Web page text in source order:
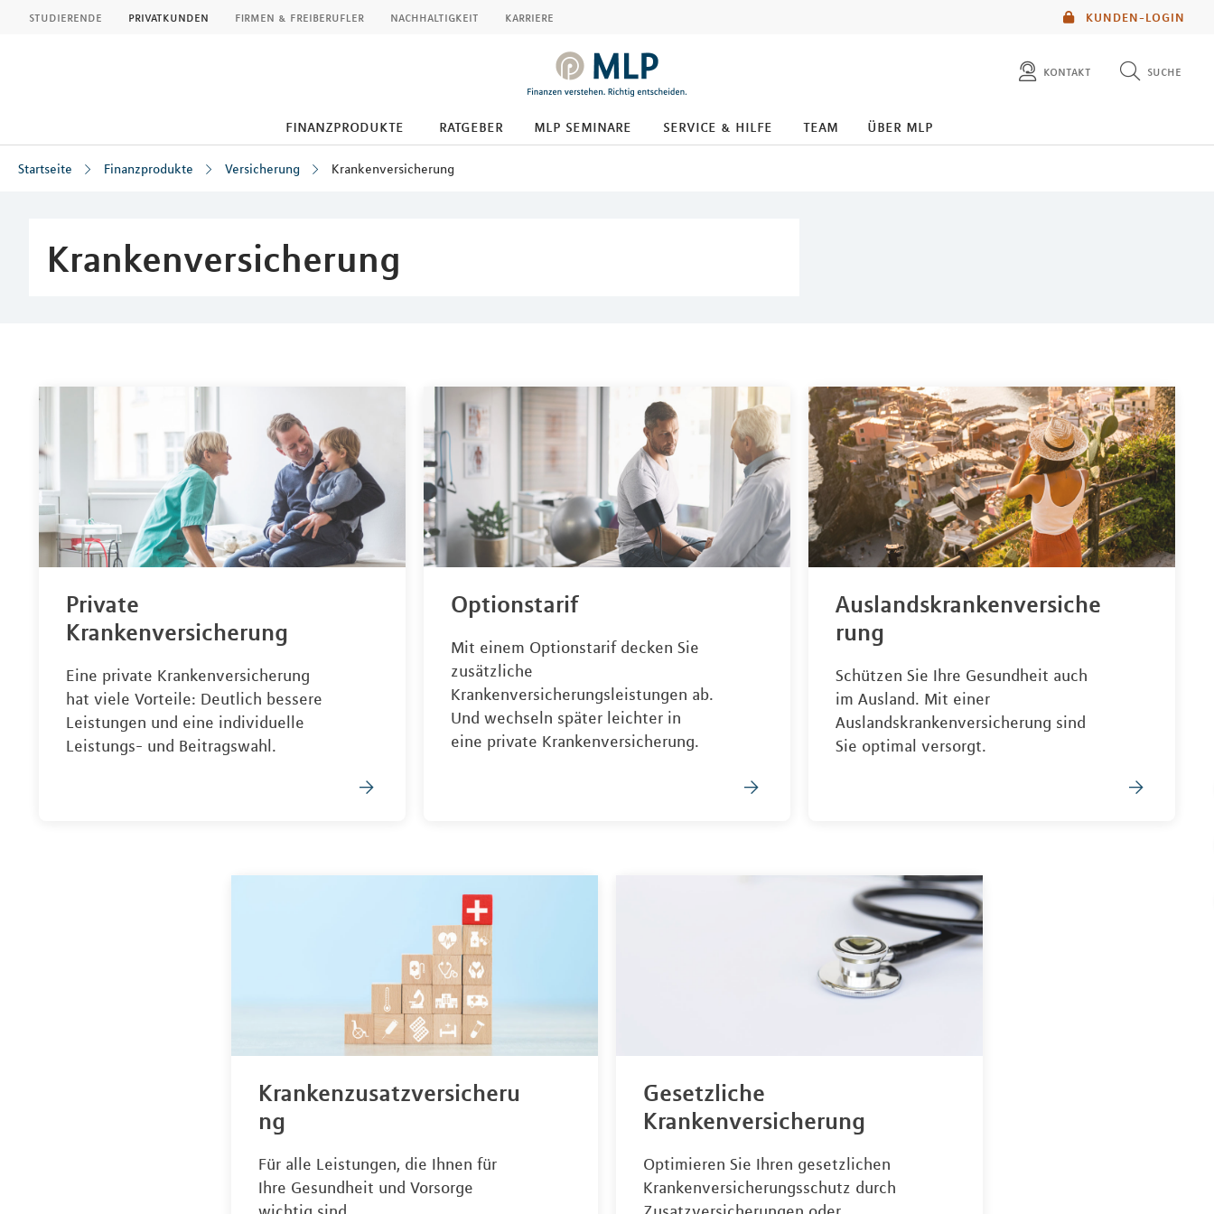
KUNDEN-LOGIN
studierende privatkunden firmen & freiberufler nachhaltigkeit karriere
kontakt suche
finanzprodukte ratgeber mlp seminare service & hilfe team über mlp
Startseite Finanzprodukte Versicherung Krankenversicherung
Krankenversicherung
Private
Krankenversicherung
Eine private Krankenversicherung
hat viele Vorteile: Deutlich bessere
Leistungen und eine individuelle
Leistungs- und Beitragswahl.
Optionstarif
Mit einem Optionstarif decken Sie
zusätzliche
Krankenversicherungsleistungen ab.
Und wechseln später leichter in
eine private Krankenversicherung.
Auslandskrankenversiche
rung
Schützen Sie Ihre Gesundheit auch
im Ausland. Mit einer
Auslandskrankenversicherung sind
Sie optimal versorgt.
Krankenzusatzversicheru
ng
Für alle Leistungen, die Ihnen für
Ihre Gesundheit und Vorsorge
Gesetzliche
Krankenversicherung
Optimieren Sie Ihren gesetzlichen
Krankenversicherungsschutz durch